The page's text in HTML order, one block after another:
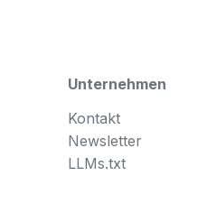
Unternehmen
Kontakt
Newsletter
LLMs.txt